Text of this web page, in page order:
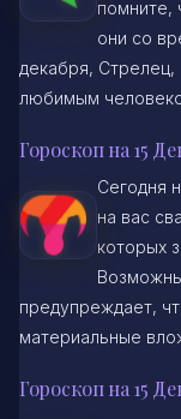
помните,
они со
декабря,
любимым
Гороскоп на 15
Сегодня
на вас
которых
предупреждает,
материальные
Гороскоп на 15